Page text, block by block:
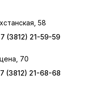
58
(3812) 21-59-59
70
(3812) 21-68-68